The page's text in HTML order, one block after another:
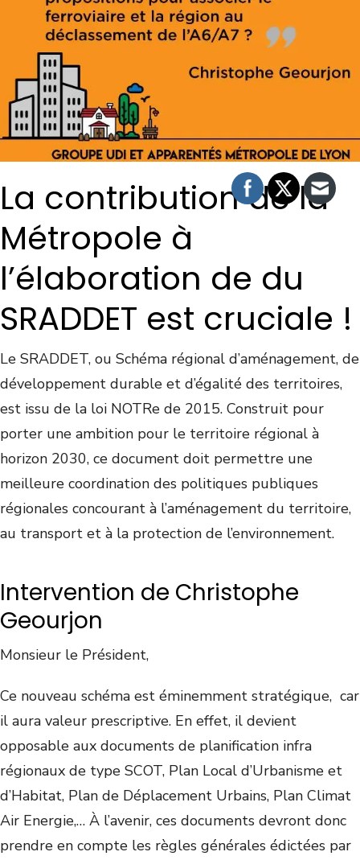
La contribution de la
Métropole à
l’élaboration de du
SRADDET est cruciale !
Le SRADDET, ou Schéma régional d’aménagement, de
développement durable et d’égalité des territoires,
est issu de la loi NOTRe de 2015. Construit pour
porter une ambition pour le territoire régional à
horizon 2030, ce document doit permettre une
meilleure coordination des politiques publiques
régionales concourant à l’aménagement du territoire,
au transport et à la protection de l’environnement.
Intervention de Christophe
Geourjon
Monsieur le Président,
Ce nouveau schéma est éminemment stratégique, car
il aura valeur prescriptive. En effet, il devient
opposable aux documents de planification infra
régionaux de type SCOT, Plan Local d’Urbanisme et
d’Habitat, Plan de Déplacement Urbains, Plan Climat
Air Energie,… À l’avenir, ces documents devront donc
prendre en compte les règles générales édictées par